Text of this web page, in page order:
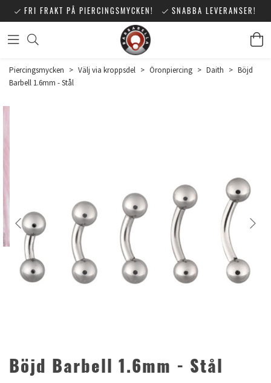
FRI FRAKT PÅ PIERCINGSMYCKEN! SNABBA LEVERANSER!
Piercingsmycken > Välj via kroppsdel > Öronpiercing > Daith > Böjd
Barbell 1.6mm - Stål
Böjd Barbell 1.6mm - Stål